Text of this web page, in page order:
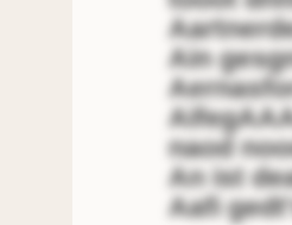
Ain
naod
An ist
Aafi